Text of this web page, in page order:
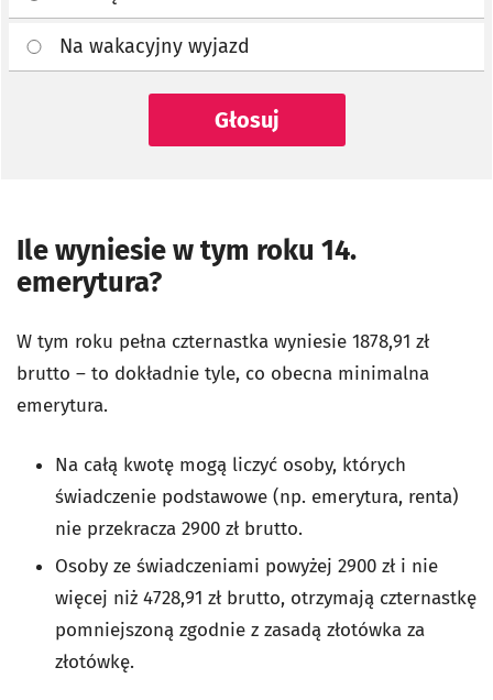
Na wakacyjny wyjazd
Głosuj
Ile wyniesie w tym roku 14.
emerytura?
W tym roku pełna czternastka wyniesie 1878,91 zł
brutto – to dokładnie tyle, co obecna minimalna
emerytura.
Na całą kwotę mogą liczyć osoby, których
świadczenie podstawowe (np. emerytura, renta)
nie przekracza 2900 zł brutto.
Osoby ze świadczeniami powyżej 2900 zł i nie
więcej niż 4728,91 zł brutto, otrzymają czternastkę
pomniejszoną zgodnie z zasadą złotówka za
złotówkę.